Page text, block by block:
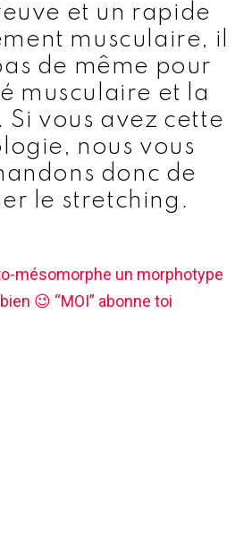
et un rapide
musculaire, il
de même pour
musculaire et la
Si vous avez cette
nous vous
donc de
le stretching.
mésomorphe un morphotype
😉 “MOI” abonne toi